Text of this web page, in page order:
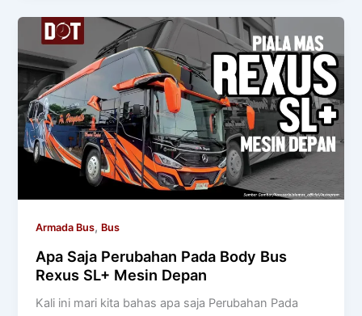
Armada Bus, Bus
Apa Saja Perubahan Pada Body Bus
Rexus SL+ Mesin Depan
Kali ini mari kita bahas apa saja Perubahan Pada